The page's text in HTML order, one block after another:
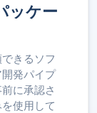
ッケー
きるソフ
発パイプ
に承認さ
使用して